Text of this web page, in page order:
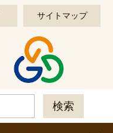
サイトマップ